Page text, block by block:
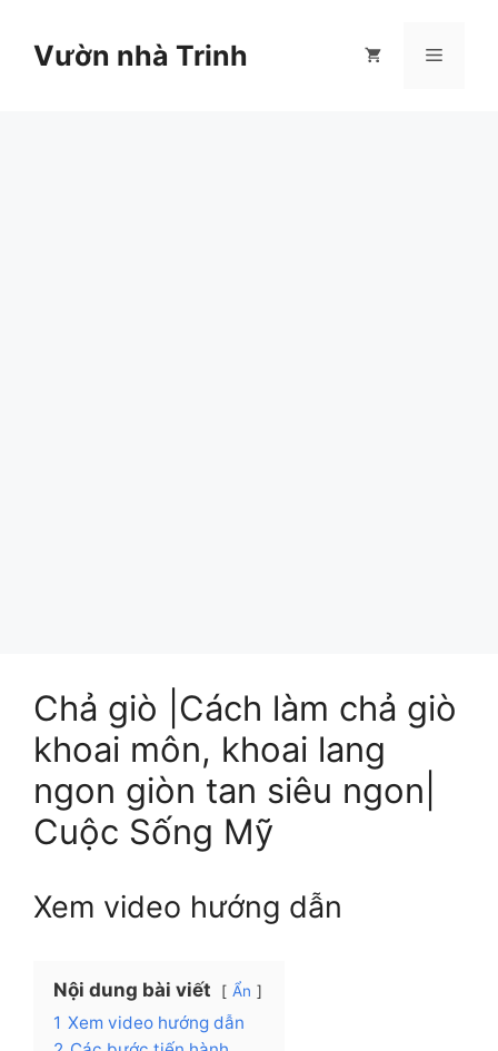
Vườn nhà Trinh Menu
Chả giò |Cách làm chả giò
khoai môn, khoai lang
ngon giòn tan siêu ngon|
Cuộc Sống Mỹ
Xem video hướng dẫn
Nội dung bài viết Ẩn
1 Xem video hướng dẫn